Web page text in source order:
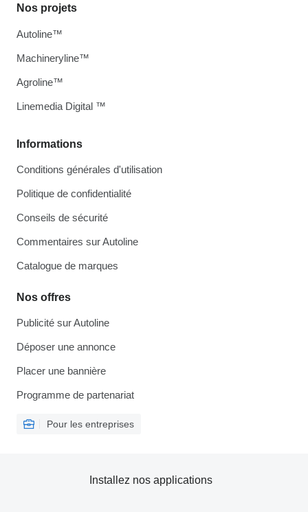
Informations
Conditions générales d'utilisation
Politique de confidentialité
Conseils de sécurité
Commentaires sur Autoline
Catalogue de marques
Nos offres
Publicité sur Autoline
Déposer une annonce
Placer une bannière
Programme de partenariat
Pour les entreprises
Nos projets
Autoline™
Machineryline™
Agroline™
Linemedia Digital ™
Installez nos applications